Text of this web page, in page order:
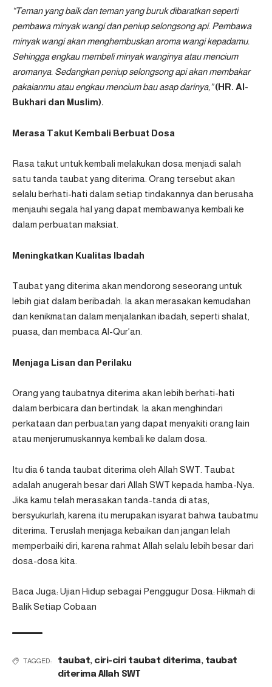
“Teman yang baik dan teman yang buruk dibaratkan seperti
pembawa minyak wangi dan peniup selongsong api. Pembawa
minyak wangi akan menghembuskan aroma wangi kepadamu.
Sehingga engkau membeli minyak wanginya atau mencium
aromanya. Sedangkan peniup selongsong api akan membakar
pakaianmu atau engkau mencium bau asap darinya,”(HR. Al-
Bukhari dan Muslim).
Merasa Takut Kembali Berbuat Dosa
Rasa takut untuk kembali melakukan dosa menjadi salah
satu tanda taubat yang diterima. Orang tersebut akan
selalu berhati-hati dalam setiap tindakannya dan berusaha
menjauhi segala hal yang dapat membawanya kembali ke
dalam perbuatan maksiat.
Meningkatkan Kualitas Ibadah
Taubat yang diterima akan mendorong seseorang untuk
lebih giat dalam beribadah. Ia akan merasakan kemudahan
dan kenikmatan dalam menjalankan ibadah, seperti shalat,
puasa, dan membaca Al-Qur’an.
Menjaga Lisan dan Perilaku
Orang yang taubatnya diterima akan lebih berhati-hati
dalam berbicara dan bertindak. Ia akan menghindari
perkataan dan perbuatan yang dapat menyakiti orang lain
atau menjerumuskannya kembali ke dalam dosa.
Itu dia 6 tanda taubat diterima oleh Allah SWT. Taubat
adalah anugerah besar dari Allah SWT kepada hamba-Nya.
Jika kamu telah merasakan tanda-tanda di atas,
bersyukurlah, karena itu merupakan isyarat bahwa taubatmu
diterima. Teruslah menjaga kebaikan dan jangan lelah
memperbaiki diri, karena rahmat Allah selalu lebih besar dari
dosa-dosa kita.
Baca Juga: Ujian Hidup sebagai Penggugur Dosa: Hikmah di
Balik Setiap Cobaan
TAGGED: taubat, ciri-ciri taubat diterima, taubat
diterima Allah SWT